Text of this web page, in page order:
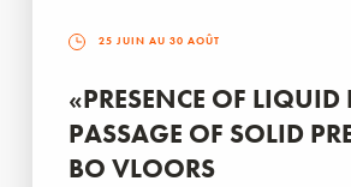
25 JUIN AU 30 AOÛT
«PRESENCE OF LIQUID
PASSAGE OF SOLID
BO VLOORS